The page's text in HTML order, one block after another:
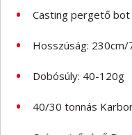
Casting pergető bot
Hosszúság: 230cm/
Dobósúly: 40-120g
40/30 tonnás